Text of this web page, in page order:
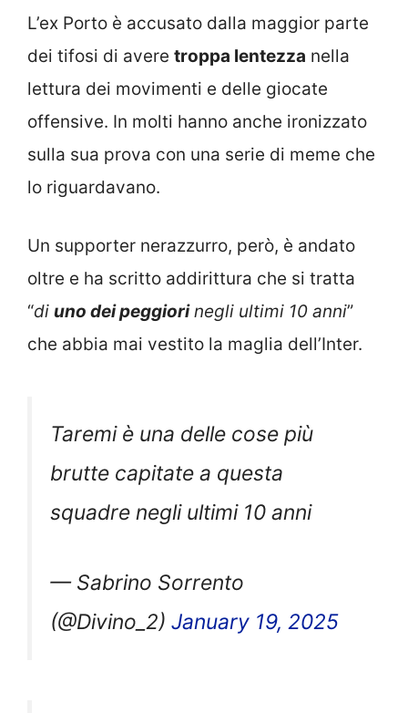
L’ex Porto è accusato dalla maggior parte
dei tifosi di avere troppa lentezza nella
lettura dei movimenti e delle giocate
offensive. In molti hanno anche ironizzato
sulla sua prova con una serie di meme che
lo riguardavano.
Un supporter nerazzurro, però, è andato
oltre e ha scritto addirittura che si tratta
“di uno dei peggiorinegli ultimi 10 anni”
che abbia mai vestito la maglia dell’Inter.
Taremi è una delle cose più
brutte capitate a questa
squadre negli ultimi 10 anni
— Sabrino Sorrento
(@Divino_2) January 19, 2025